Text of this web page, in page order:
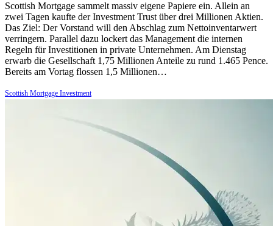
Scottish Mortgage sammelt massiv eigene Papiere ein. Allein an
zwei Tagen kaufte der Investment Trust über drei Millionen Aktien.
Das Ziel: Der Vorstand will den Abschlag zum Nettoinventarwert
verringern. Parallel dazu lockert das Management die internen
Regeln für Investitionen in private Unternehmen. Am Dienstag
erwarb die Gesellschaft 1,75 Millionen Anteile zu rund 1.465 Pence.
Bereits am Vortag flossen 1,5 Millionen…
Scottish Mortgage Investment